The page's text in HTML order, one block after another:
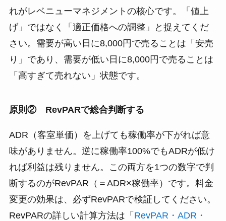
れがレベニューマネジメントの核心です。「値上
げ」ではなく「適正価格への調整」と捉えてくだ
さい。需要が高い日に8,000円で売ることは「安売
り」であり、需要が低い日に8,000円で売ることは
「高すぎて売れない」状態です。
原則② RevPARで総合判断する
ADR（客室単価）を上げても稼働率が下がれば意
味がありません。逆に稼働率100%でもADRが低け
れば利益は残りません。この両方を1つの数字で判
断するのがRevPAR（＝ADR×稼働率）です。料金
変更の効果は、必ずRevPARで検証してください。
RevPARの詳しい計算方法は「 RevPAR・ADR・